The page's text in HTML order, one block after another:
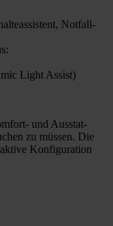
Not­­fall-
Light Assist)
und Aus­stat­
zu müs­sen. Die
Kon­fi­gu­ra­ti­on